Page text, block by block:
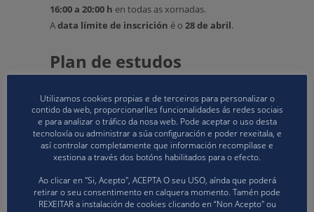
16:00 a 20:00 h en todas as xornadas.
Adata límite de inscrición é o 28 de abril.
Plan de estudos
con profesorado especializado en áreas vinculadas
ao ao voleibol. Unha vez rematada a parte teórica e
práctica, será necesario realizarunha tempada de
prácticas adestrando un equipo federado e
definitiva.
Utilizamos cookies propias e de terceiros para personalizar o
contido da web, proporcionarlles funcionalidades ás redes sociais
e para analizar o tráfico da nosa web. Pode aceptar o uso desta
tecnoloxía ou administrar a súa configuración e poder rexeitala, e
así controlar completamente que información recompílase e
xestiona a través dos botóns habilitados para o efecto.
Ao clicar en "Si, Acepto", ACEPTA O seu USO, aínda que poderá
retirar o seu consentimento en calquera momento. Tamén pode
REXEITAR a instalación de cookies clicando en “Non Acepto" ou